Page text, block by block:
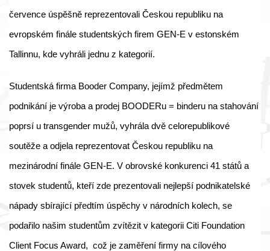
července úspěšně reprezentovali Českou republiku na
evropském finále studentských firem GEN-E v estonském
Tallinnu, kde vyhráli jednu z kategorií.
Studentská firma Booder Company, jejímž předmětem
podnikání je výroba a prodej BOODERu = binderu na stahování
poprsí u transgender mužů, vyhrála dvě celorepublikové
soutěže a odjela reprezentovat Českou republiku na
mezinárodní finále GEN-E. V obrovské konkurenci 41 států a
stovek studentů, kteří zde prezentovali nejlepší podnikatelské
nápady sbírající předtím úspěchy v národních kolech, se
podařilo našim studentům zvítězit v kategorii Citi Foundation
Client Focus Award, což je zaměření firmy na cílového